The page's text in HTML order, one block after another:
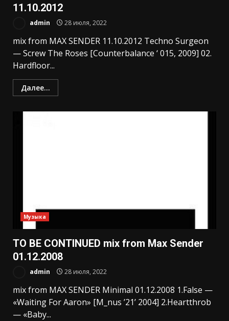
11.10.2012
admin 28 июля, 2022
mix from MAX SENDER 11.10.2012 Techno Sur­ge­on
— Screw The Ro­ses [Co­un­terba­lan­ce ‘ 015, 2009] 02.
Hard­flo­or...
Далее...
Музыка
TO BE CONTINUED mix from Max Sender
01.12.2008
admin 28 июля, 2022
mix from MAX SENDER Minimal 01.12.2008 1.False —
«Waiting For Aaron» [M_nus ’21’ 2004] 2.Heartthrob
— «Baby...